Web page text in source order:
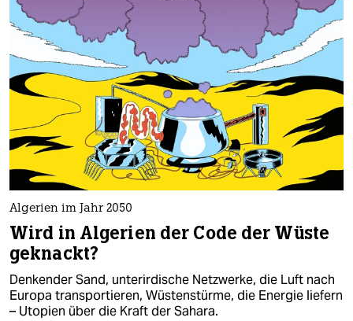
Algerien im Jahr 2050
Wird in Algerien der Code der Wüste
geknackt?
Denkender Sand, unterirdische Netzwerke, die Luft nach
Europa transportieren, Wüstenstürme, die Energie liefern
– Utopien über die Kraft der Sahara.